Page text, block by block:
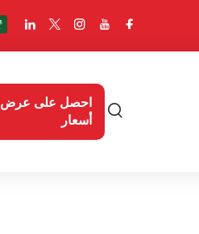
احصل على عرض
أسعار